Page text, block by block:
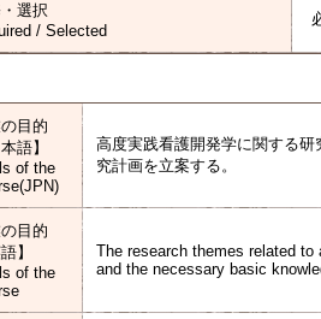
選択
/ Selected
の目的
本語】
of the
高度実践看護開発学に関する
究計画を立案する。
の目的
】
of the
The research themes related
and the necessary basic